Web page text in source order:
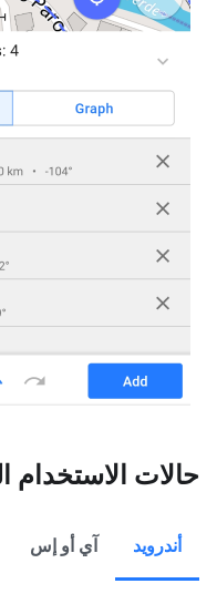
حالات الاستخدام
أندرويد آي أو إس